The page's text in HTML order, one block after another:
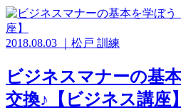
2018.08.03 松戸 訓練
ビジネスマナーの基
交換♪【ビジネス講座】